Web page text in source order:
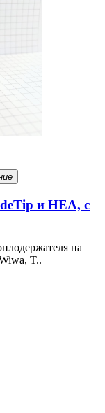
и HEA, с
на
T..